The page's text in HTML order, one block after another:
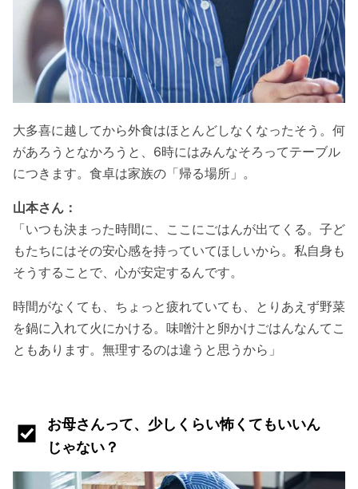
大多喜に越してから外食はほとんどしなくなったそう。何
があろうとなかろうと、6時にはみんなそろってテーブル
につきます。食卓は家族の「帰る場所」。
山本さん：
「いつも決まった時間に、ここにごはんが出てくる。子ど
もたちにはその安心感を持っていてほしいから。私自身も
そうすることで、心が安定するんです。
時間がなくても、ちょっと疲れていても、とりあえず野菜
を鍋に入れて火にかける。味噌汁と卵かけごはんなんてこ
ともあります。無理するのは違うと思うから」
お母さんって、少しくらい怖くてもいいん
じゃない？